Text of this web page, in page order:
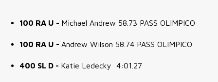
100 RA U - Michael Andrew 58.73 PASS OLIMPICO
100 RA U - Andrew Wilson 58.74 PASS OLIMPICO
400 SL D - Katie Ledecky 4:01.27